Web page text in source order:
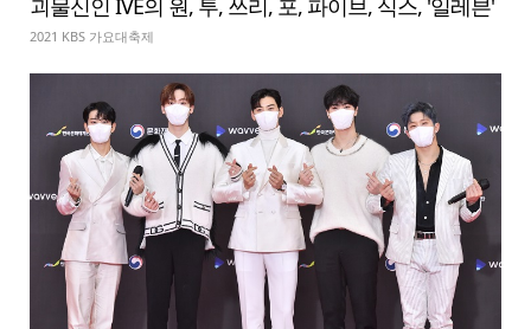
괴물신인 IVE의 원, 투, 쓰리, 포, 파이브, 식스, '일레븐'
2021 KBS 가요대축제